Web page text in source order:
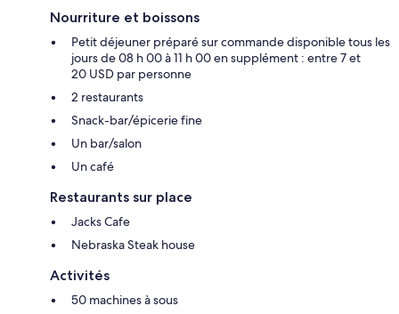
Nourriture et boissons
Petit déjeuner préparé sur commande disponible tous les
jours de 08 h 00 à 11 h 00 en supplément : entre 7 et
20 USD par personne
2 restaurants
Snack-bar/épicerie fine
Un bar/salon
Un café
Restaurants sur place
Jacks Cafe
Nebraska Steak house
Activités
50 machines à sous